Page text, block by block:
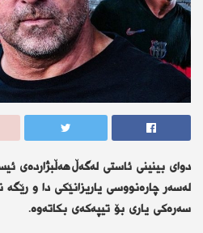
دوای بینینی ئاستی لەگەڵ هەڵبژاردەی
لەسەر چارەنووسی یاریزانێکی دا و
سەرەکی یاری بۆ تیپەکەی بکاتەوە.